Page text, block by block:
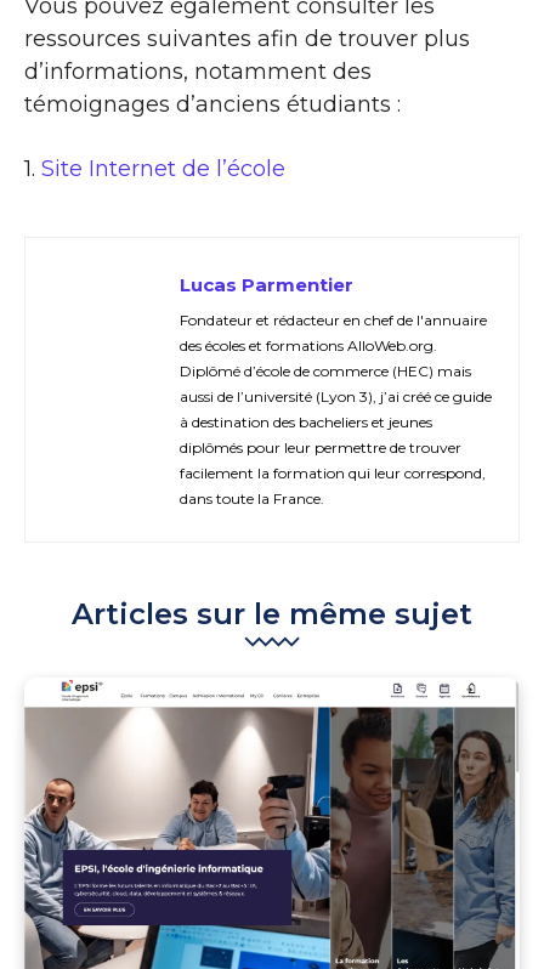
Vous pouvez également consulter les
ressources suivantes afin de trouver plus
d’informations, notamment des
témoignages d’anciens étudiants :
1. Site Internet de l’école
Lucas Parmentier
Fondateur et rédacteur en chef de l'annuaire
des écoles et formations AlloWeb.org.
Diplômé d’école de commerce (HEC) mais
aussi de l’université (Lyon 3), j’ai créé ce guide
à destination des bacheliers et jeunes
diplômés pour leur permettre de trouver
facilement la formation qui leur correspond,
dans toute la France.
Articles sur le même sujet